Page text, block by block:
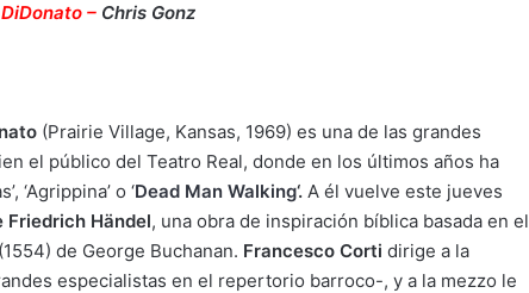
– Chris Gonz
(Prairie Village, Kansas, 1969) es una de las grandes
el público del Teatro Real, donde en los últimos años ha
‘Agrippina’ o ‘Dead Man Walking‘. A él vuelve este jueves
Friedrich Händel, una obra de inspiración bíblica basada en el
de George Buchanan. Francesco Corti dirige a la
especialistas en el repertorio barroco-, y a la mezzo le